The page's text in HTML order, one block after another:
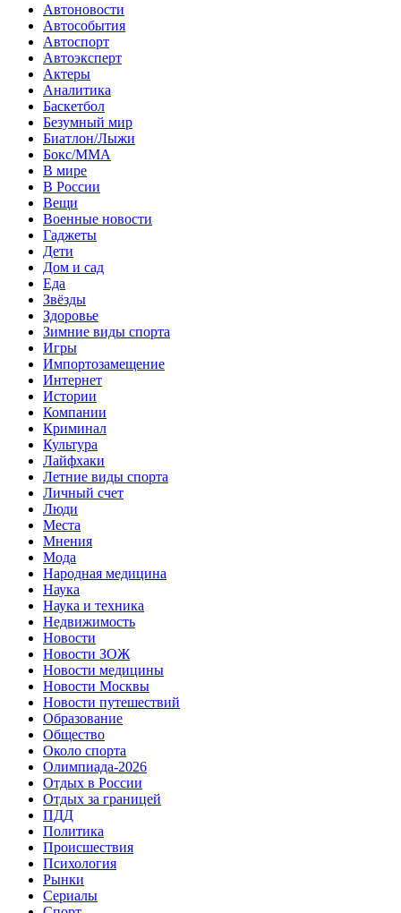
Автоновости
Автособытия
Автоспорт
Автоэксперт
Актеры
Аналитика
Баскетбол
Безумный мир
Биатлон/Лыжи
Бокс/MMA
В мире
В России
Вещи
Военные новости
Гаджеты
Дети
Дом и сад
Еда
Звёзды
Здоровье
Зимние виды спорта
Игры
Импортозамещение
Интернет
Истории
Компании
Криминал
Культура
Лайфхаки
Летние виды спорта
Личный счет
Люди
Места
Мнения
Мода
Народная медицина
Наука
Наука и техника
Недвижимость
Новости
Новости ЗОЖ
Новости медицины
Новости Москвы
Новости путешествий
Образование
Общество
Около спорта
Олимпиада-2026
Отдых в России
Отдых за границей
ПДД
Политика
Происшествия
Психология
Рынки
Сериалы